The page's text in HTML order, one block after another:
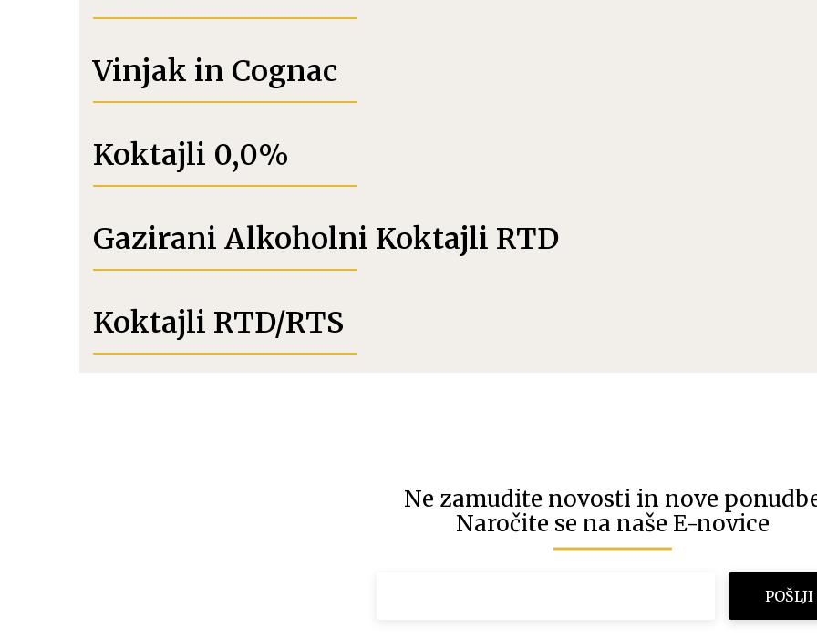
Vinjak in Cognac
Koktajli 0,0%
Gazirani Alkoholni Koktajli RTD
Koktajli RTD/RTS
Ne zamudite novosti in nove
Naročite se na naše E-novice